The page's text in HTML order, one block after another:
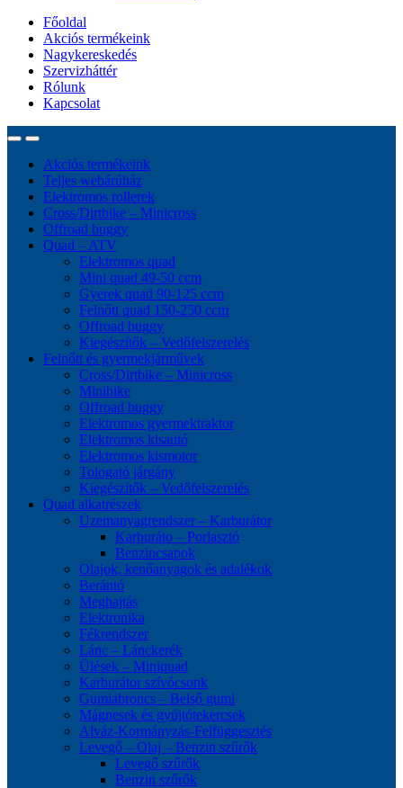
Főoldal
Akciós termékeink
Nagykereskedés
Szervizháttér
Rólunk
Kapcsolat
Akciós termékeink
Teljes webárúház
Elektromos rollerek
Cross/Dirtbike – Minicross
Offroad buggy
Quad – ATV
Elektromos quad
Mini quad 49-50 ccm
Gyerek quad 90-125 ccm
Felnőtt quad 150-250 ccm
Offroad buggy
Kiegészítők – Vedőfelszerelés
Felnőtt és gyermekjárművek
Cross/Dirtbike – Minicross
Minibike
Offroad buggy
Elektromos gyermektraktor
Elektromos kisautó
Elektromos kismotor
Tologató járgány
Kiegészítők – Vedőfelszerelés
Quad alkatrészek
Üzemanyagrendszer – Karburátor
Karburáto – Porlasztó
Benzincsapok
Olajok, kenőanyagok és adalékok
Berántó
Meghajtás
Elektronika
Fékrendszer
Lánc – Lánckerék
Ülések – Miniquad
Karburátor szívócsonk
Gumiabroncs – Belső gumi
Mágnesek és gyújtótekercsek
Alváz-Kormányzás-Felfüggesztés
Levegő – Olaj – Benzin szűrők
Levegő szűrők
Benzin szűrők